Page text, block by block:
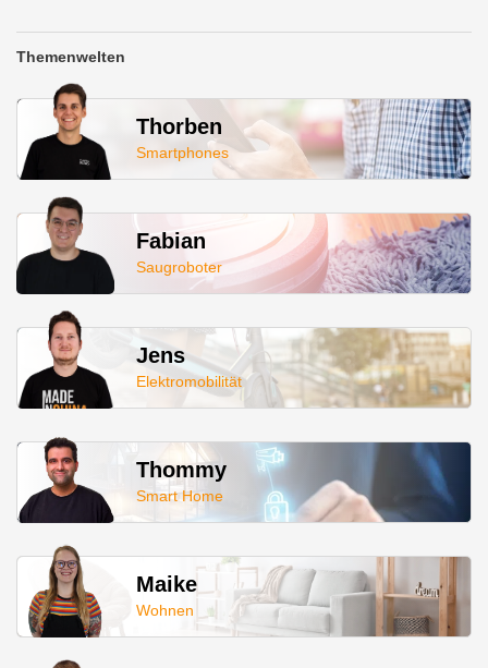
Themenwelten
Thorben
Smartphones
Fabian
Saugroboter
Jens
Elektromobilität
Thommy
Smart Home
Maike
Wohnen